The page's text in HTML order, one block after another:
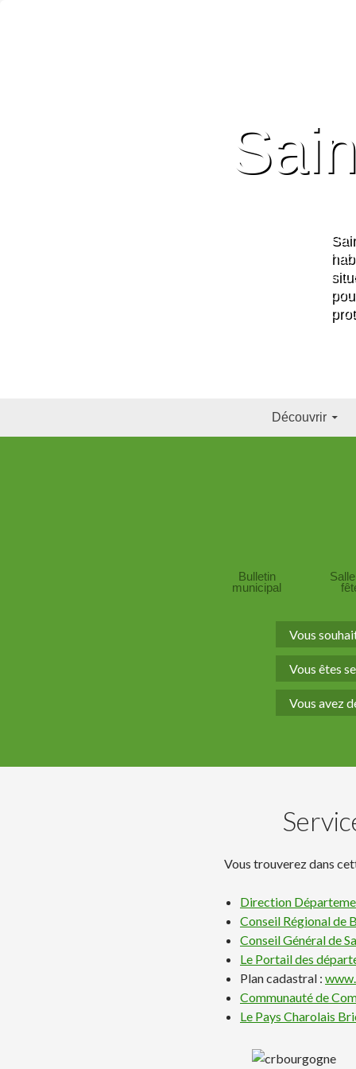
Découvrir
Bulletin
municipal
Vous
Vous êtes
Vous avez
Vous trouverez dans
Direction
Conseil Régional de
Conseil Général de
Le Portail des
Plan cadastral :
Communauté de
Le Pays Charolais